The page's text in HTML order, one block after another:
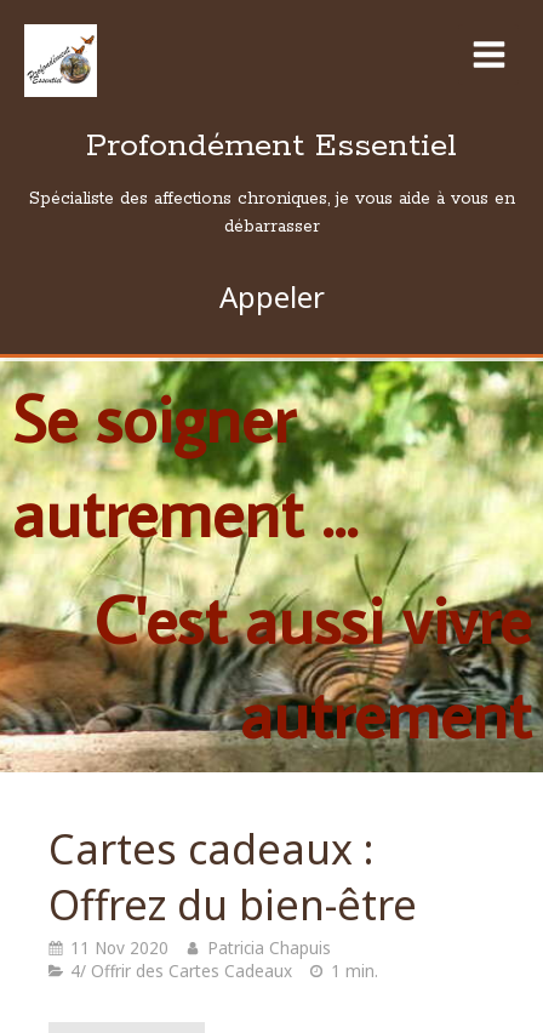
Profondément Essentiel
Spécialiste des affections chroniques, je vous aide à vous en
débarrasser
Appeler
Se soigner
autrement ...
C'est aussi vivre
autrement
Cartes cadeaux :
Offrez du bien-être
11 Nov 2020
Patricia Chapuis
4/ Offrir des Cartes Cadeaux
1 min.